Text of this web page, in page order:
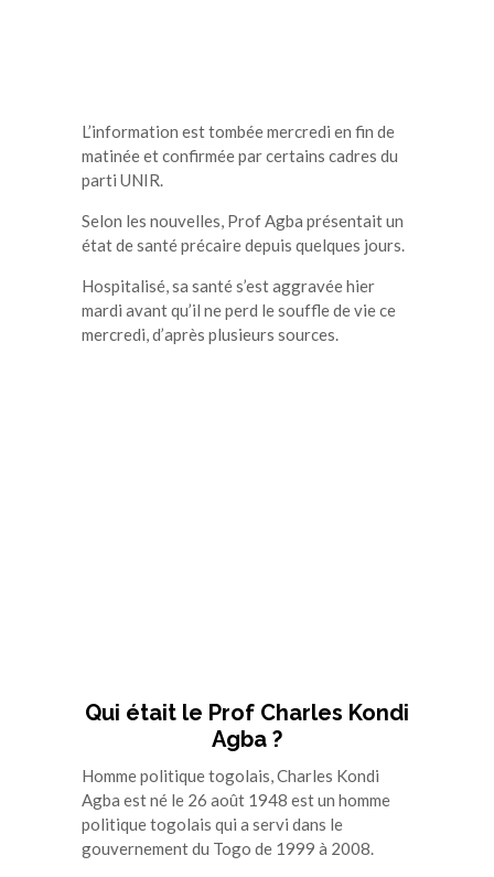
L’information est tombée mercredi en fin de
matinée et confirmée par certains cadres du
parti UNIR.
Selon les nouvelles, Prof Agba présentait un
état de santé précaire depuis quelques jours.
Hospitalisé, sa santé s’est aggravée hier
mardi avant qu’il ne perd le souffle de vie ce
mercredi, d’après plusieurs sources.
Qui était le Prof Charles Kondi
Agba ?
Homme politique togolais, Charles Kondi
Agba est né le 26 août 1948 est un homme
politique togolais qui a servi dans le
gouvernement du Togo de 1999 à 2008.